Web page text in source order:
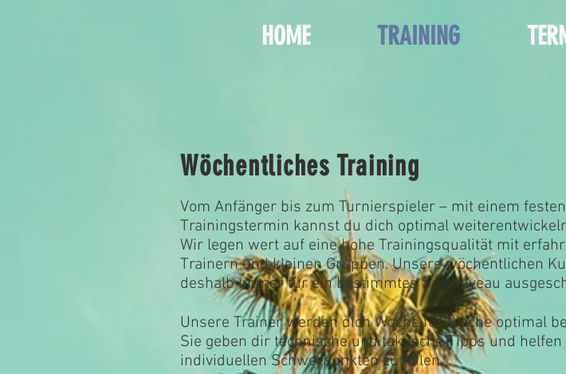
HOME TRAINING
Wöchentliches Training
Vom Anfänger bis zum Turnierspieler – mit einem festen
Trainingstermin kannst du dich optimal
Wir legen wert auf eine hohe Trainingsqualität mit
Trainern und kleinen Gruppen. Unsere wöchentlichen
deshalb immer für ein bestimmtes Spielniveau
Unsere Trainer werden dich Woche für Woche optimal
Sie geben dir technische und taktische Tipps und helfen
individuellen Schwerpunkten zu feilen.